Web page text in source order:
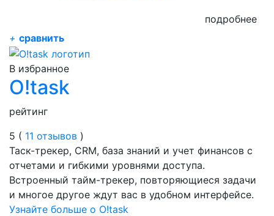
подробнее
+ сравнить
В избранное
O!task
рейтинг
5 ( 11 отзывов )
Таск-трекер, CRM, база знаний и учет финансов с
отчетами и гибкими уровнями доступа.
Встроенный тайм-трекер, повторяющиеся задачи
и многое другое ждут вас в удобном интерфейсе.
Узнайте больше о O!task